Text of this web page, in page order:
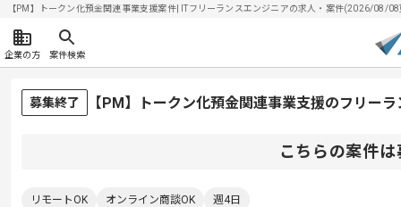
【PM】トークン化預金関連事業支援案件| ITフリーランスエンジニアの求人・案件(2026/08/
企業の方 案件検索
募集終了 【PM】トークン化預金関連事業支援のフリー
こちらの案件
リモートOK オンライン商談OK 週4日